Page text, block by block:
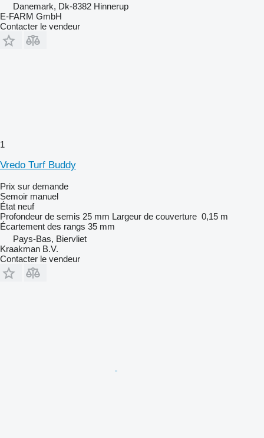
Danemark, Dk-8382 Hinnerup
E-FARM GmbH
Contacter le vendeur
1
Vredo Turf Buddy
Prix sur demande
Semoir manuel
État neuf
Profondeur de semis 25 mm Largeur de couverture 0,15 m
Écartement des rangs 35 mm
Pays-Bas, Biervliet
Kraakman B.V.
Contacter le vendeur